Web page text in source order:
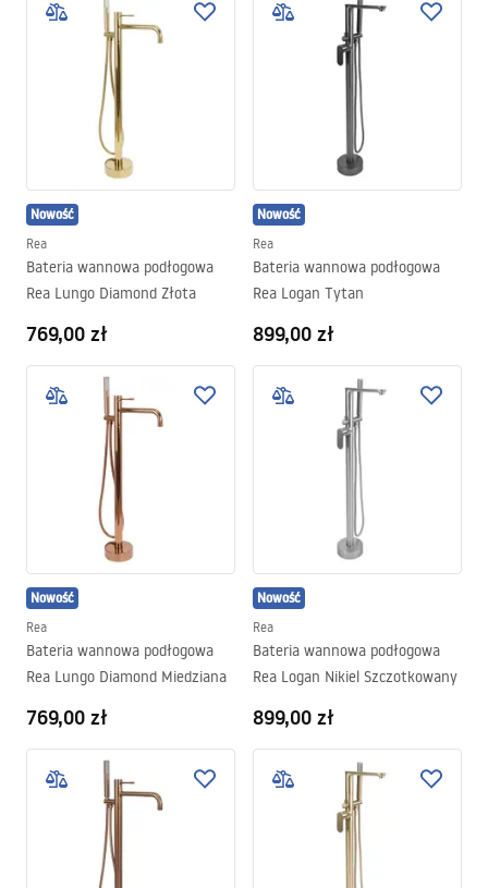
Nowość
Rea
Bateria wannowa podłogowa
Rea Lungo Diamond Złota
769,00 zł
Nowość
Rea
Bateria wannowa podłogowa
Rea Logan Tytan
899,00 zł
Nowość
Rea
Bateria wannowa podłogowa
Rea Lungo Diamond Miedziana
769,00 zł
Nowość
Rea
Bateria wannowa podłogowa
Rea Logan Nikiel Szczotkowany
899,00 zł